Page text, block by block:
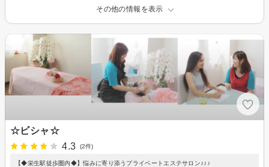
その他の情報を表示
☆ビシャ☆
4.3
(2件)
【◆栄生駅徒歩圏内◆】悩みに寄り添うプライベートエステサロン♪♪♪